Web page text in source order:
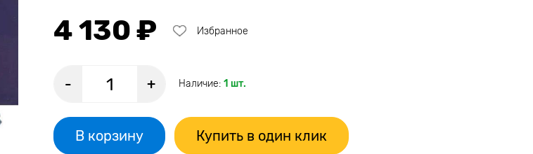
4 130 ₽ Избранное
- + Наличие: 1 шт.
В корзину Купить в один клик